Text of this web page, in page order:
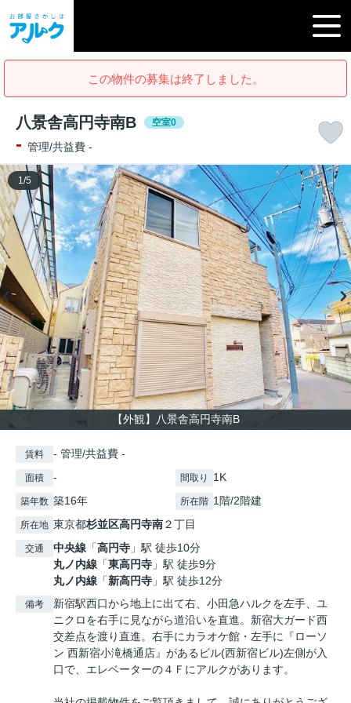
この物件の募集は終了しました。
八景舎高円寺南B 空室0
- 管理/共益費 -
【外観】八景舎高円寺南B
1 /5
賃料 - 管理/共益費 -
面積 - 間取り 1K
築年数 築16年 所在階 1階/2階建
所在地 東京都杉並区高円寺南２丁目
交通 中央線 「高円寺 」駅 徒歩10分
丸ノ内線 「東高円寺 」駅 徒歩9分
丸ノ内線 「新高円寺 」駅 徒歩12分
備考
新宿駅西口から地上に出て右、小田急ハルクを左手、ユ
ニクロを右手に見ながら道沿いを直進。新宿大ガード西
交差点を渡り直進。右手にカラオケ館・左手に『ローソ
ン 西新宿小滝橋通店』があるビル(西新宿ビル)左側が入
口で、エレベーターの４Ｆにアルクがあります。